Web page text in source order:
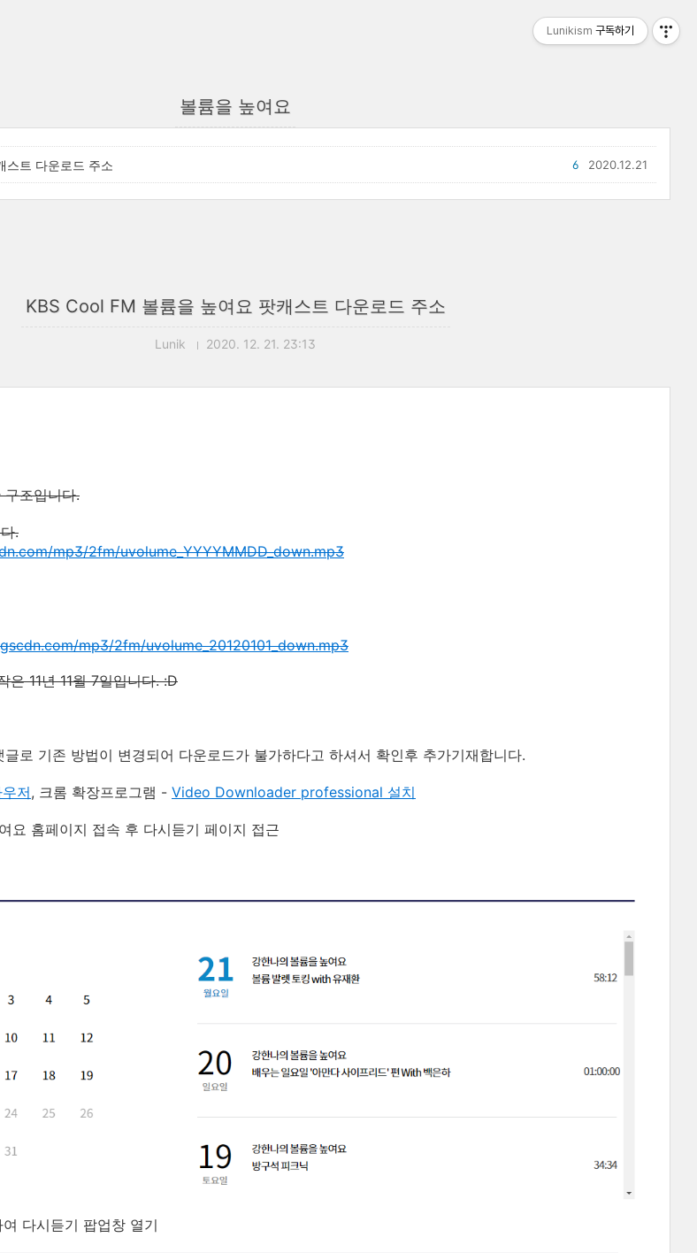
볼륨을 높여요
스트 다운로드 주소 2020.12.21
6
KBS Cool FM 볼륨을 높여요 팟캐스트 다운로드 주소
Lunik 2020. 12. 21. 23:13
조입니다.
.
mp3/2fm/uvolume_YYYYMMDD_down.mp3
mp3/2fm/uvolume_20120101_down.mp3
은 11년 11월 7일입니다. :D
로 기존 방법이 변경되어 다운로드가 불가하다고 하셔서 확인후 추가기재합니다.
저, 크롬 확장프로그램 - Video Downloader professional 설치
요 홈페이지 접속 후 다시듣기 페이지 접근
다시듣기 팝업창 열기
Lunikism 구독하기